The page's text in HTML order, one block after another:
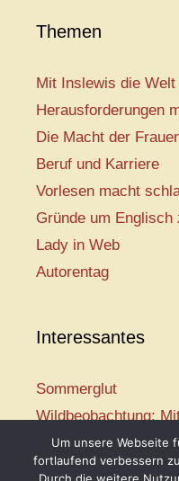
Themen
Mit Inslewis die
Herausforderungen
Die Macht der
Beruf und Karriere
Vorlesen macht
Gründe um Englisch
Lady in Web
Autorentag
Interessantes
Sommerglut
Wildbeobachtung:
Mir ist so heiß
Mission:
Um unsere Webseite
fortlaufend verbessern